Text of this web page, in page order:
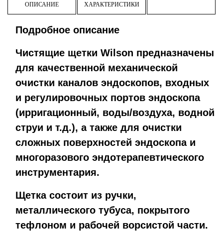
ОПИСАНИЕ
ХАРАКТЕРИСТИКИ
Подробное описание
Чистящие щетки Wilson предназначены
для качественной механической
очистки каналов эндоскопов, входных
и регулировочных портов эндоскопа
(ирригационный, воды/воздуха, водной
струи и т.д.), а также для очистки
сложных поверхностей эндоскопа и
многоразового эндотерапевтического
инструментария.
Щетка состоит из ручки,
металлического тубуса, покрытого
тефлоном и рабочей ворсистой части.